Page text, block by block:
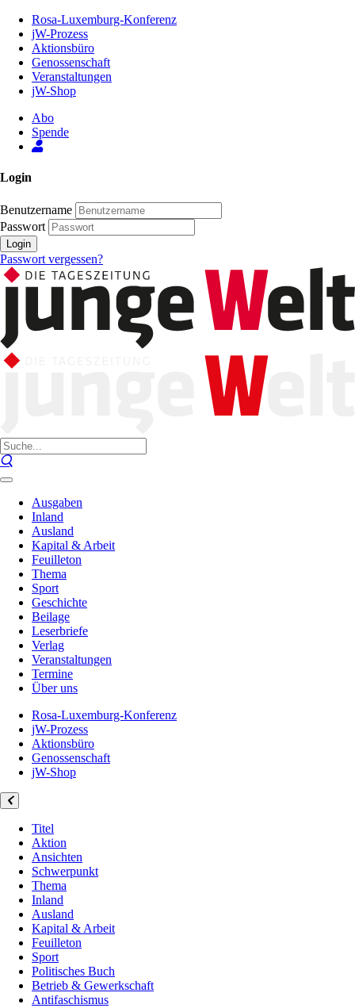
Inhalt
Seite
Rosa-Luxemburg-Konferenz
jW-Prozess
Aktionsbüro
Genossenschaft
Veranstaltungen
jW-Shop
Abo
Spende
Login
Benutzername
Passwort
Login
Passwort vergessen?
Ausgaben
Inland
Ausland
Kapital & Arbeit
Feuilleton
Thema
Sport
Geschichte
Beilage
Leserbriefe
Verlag
Veranstaltungen
Termine
Über uns
Rosa-Luxemburg-Konferenz
jW-Prozess
Aktionsbüro
Genossenschaft
jW-Shop
Titel
Aktion
Ansichten
Schwerpunkt
Thema
Inland
Ausland
Kapital & Arbeit
Feuilleton
Sport
Politisches Buch
Betrieb & Gewerkschaft
Antifaschismus